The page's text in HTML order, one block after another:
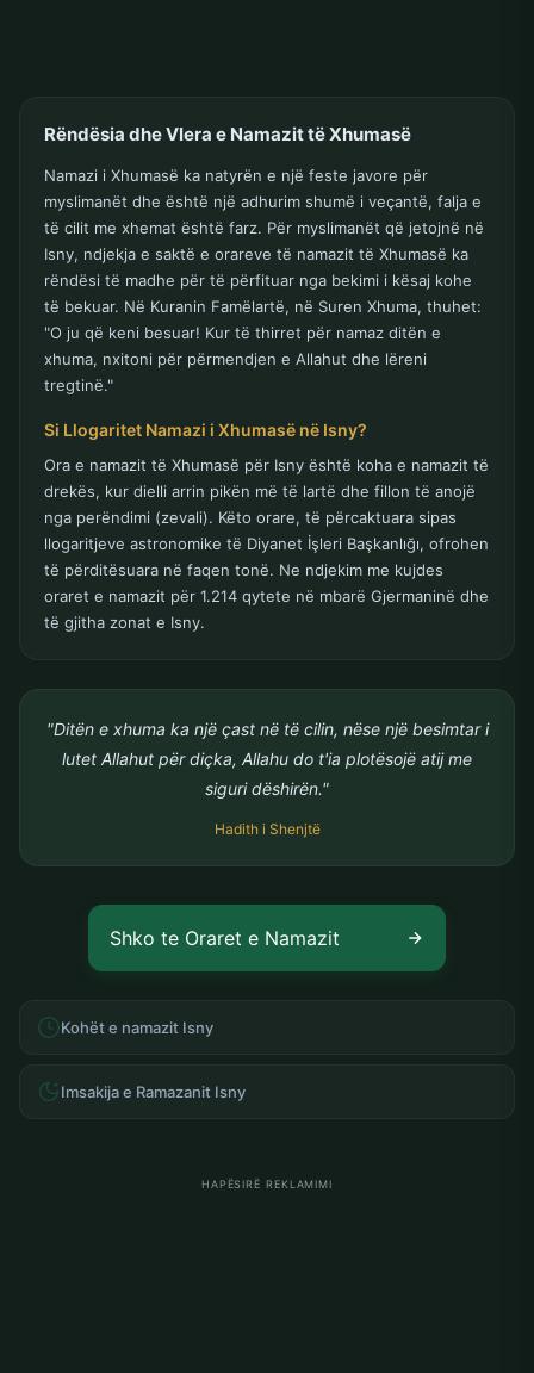
Rëndësia dhe Vlera e Namazit të Xhumasë
Namazi i Xhumasë ka natyrën e një feste javore për
myslimanët dhe është një adhurim shumë i veçantë, falja e
të cilit me xhemat është farz. Për myslimanët që jetojnë në
Isny, ndjekja e saktë e orareve të namazit të Xhumasë ka
rëndësi të madhe për të përfituar nga bekimi i kësaj kohe
të bekuar. Në Kuranin Famëlartë, në Suren Xhuma, thuhet:
"O ju që keni besuar! Kur të thirret për namaz ditën e
xhuma, nxitoni për përmendjen e Allahut dhe lëreni
tregtinë."
Si Llogaritet Namazi i Xhumasë në Isny?
Ora e namazit të Xhumasë për Isny është koha e namazit të
drekës, kur dielli arrin pikën më të lartë dhe fillon të anojë
nga perëndimi (zevali). Këto orare, të përcaktuara sipas
llogaritjeve astronomike të Diyanet İşleri Başkanlığı, ofrohen
të përditësuara në faqen tonë. Ne ndjekim me kujdes
oraret e namazit për 1.214 qytete në mbarë Gjermaninë dhe
të gjitha zonat e Isny.
"Ditën e xhuma ka një çast në të cilin, nëse një besimtar i
lutet Allahut për diçka, Allahu do t'ia plotësojë atij me
siguri dëshirën."
Hadith i Shenjtë
Shko te Oraret e Namazit
Kohët e namazit Isny
Imsakija e Ramazanit Isny
HAPËSIRË REKLAMIMI